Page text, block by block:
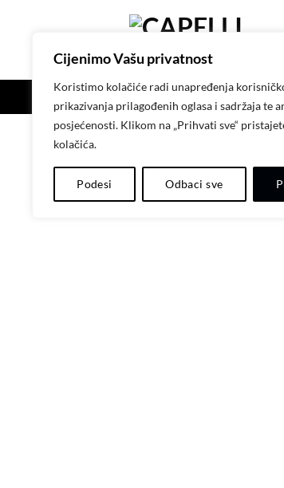
Cijenimo Vašu privatnost
Koristimo kolačiće radi unapređenja
prikazivanja prilagođenih oglasa i sadržaja te
posjećenosti. Klikom na „Prihvati sve“
kolačića.
Podesi Odbaci sve